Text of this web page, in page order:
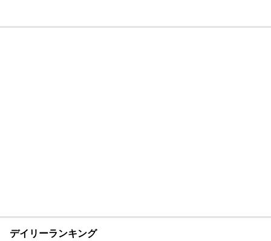
デイリーランキング